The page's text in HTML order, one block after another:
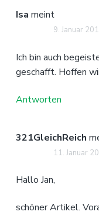
Isa meint
9. Januar
Ich bin auch
geschafft. Hoffen
Antworten
321GleichReich
11. Januar
Hallo Jan,
schöner Artikel.